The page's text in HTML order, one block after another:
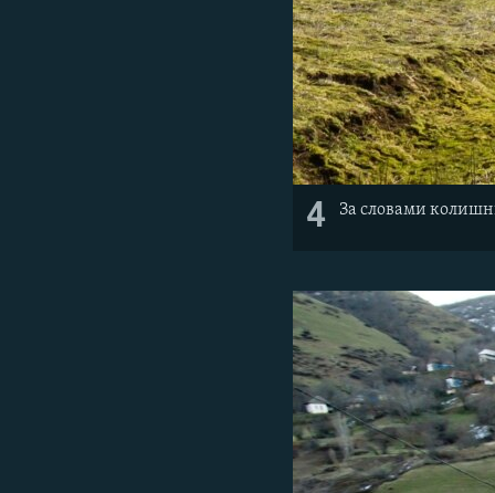
4 За словами